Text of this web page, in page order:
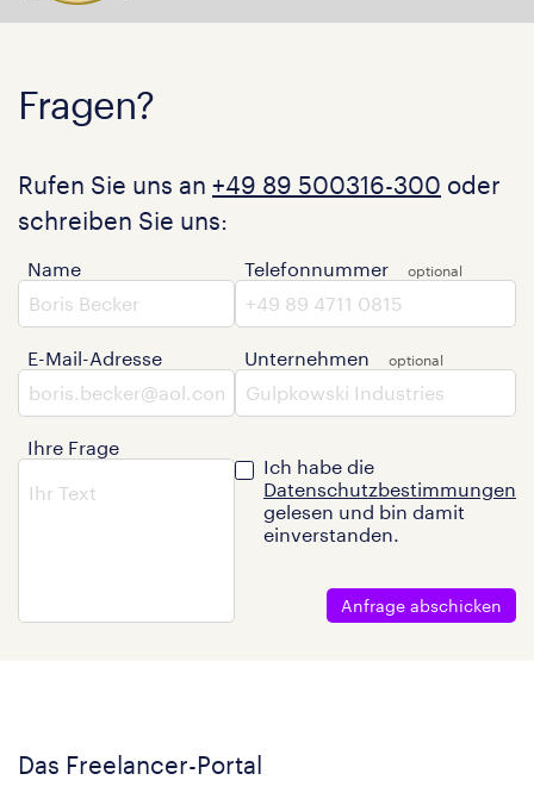
Fragen?
Rufen Sie uns an +49 89 500316-300 oder
schreiben Sie uns:
Name
E-Mail-Adresse
Ihre Frage
Telefonnummer
Unternehmen
Ich habe die
Datenschutzbestimmungen
gelesen und bin damit
einverstanden.
Anfrage abschicken
Das Freelancer-Portal